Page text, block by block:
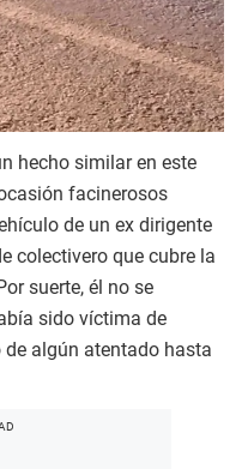
hecho similar en este
facinerosos
de un ex dirigente
colectivero que cubre la
suerte, él no se
sido víctima de
algún atentado hasta